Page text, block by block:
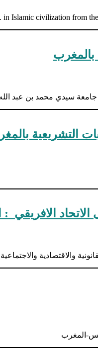
in Islamic civilization from
بالمغرب
جامعة سيدي محمد بن عبد
التشريعية
الاتحاد الافريقي :
والاقتصادية
المغرب